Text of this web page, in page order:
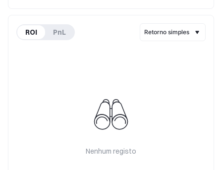
ROI PnL Retorno simples
Nenhum registo